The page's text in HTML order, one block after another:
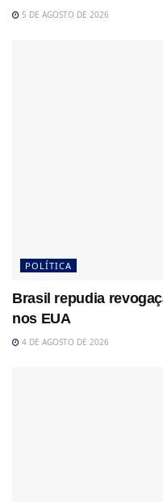
5 DE AGOSTO DE 2026
POLÍTICA
Brasil repudia
nos EUA
4 DE AGOSTO DE 2026